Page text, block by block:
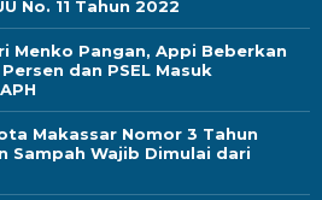
No. 11 Tahun 2022
Menko Pangan, Appi Beberkan
dan PSEL Masuk
Makassar Nomor 3 Tahun
Sampah Wajib Dimulai dari